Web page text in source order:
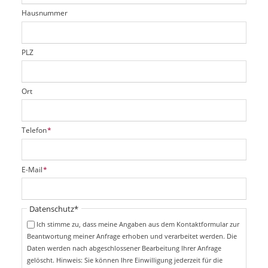
r
d
t
f
e
d
Hausnummer
PLZ
Ort
P
f
i
c
t
f
Telefon*
P
f
i
E-Mail*
Pflichtfeld
Datenschutz*
Ich stimme zu, dass meine Angaben aus dem Kontaktformular zur
Beantwortung meiner Anfrage erhoben und verarbeitet werden. Die
Daten werden nach abgeschlossener Bearbeitung Ihrer Anfrage
gelöscht. Hinweis: Sie können Ihre Einwilligung jederzeit für die